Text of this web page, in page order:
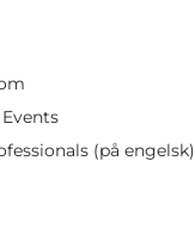
(på engelsk)